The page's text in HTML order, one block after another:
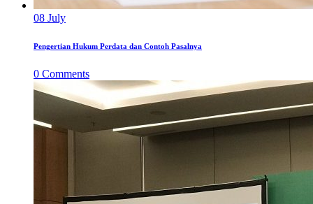
08 July
Pengertian Hukum Perdata dan Contoh Pasalnya
0 Comments